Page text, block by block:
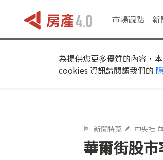
市場觀點 新
為提供您更多優質的內容，
cookies 資訊請閱讀我們的
新聞特蒐 中央社
華爾街股